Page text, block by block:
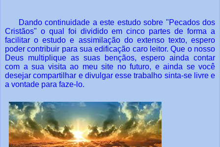
Dando continuidade a este estudo sobre "Pecados dos
Cristãos" o qual foi dividido em cinco partes de forma a
facilitar o estudo e assimilação do extenso texto, espero
poder contribuir para sua edificação caro leitor. Que o nosso
Deus multiplique as suas bençãos, espero ainda contar
com a sua visita ao meu site no futuro, e ainda se você
desejar compartilhar e divulgar esse trabalho sinta-se livre e
a vontade para faze-lo.